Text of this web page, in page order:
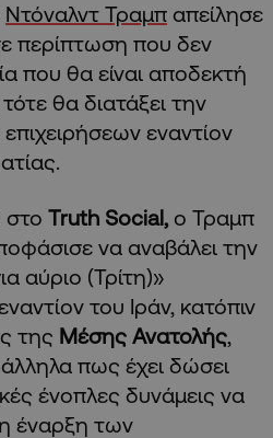
Ντόναλντ Τραμπ απείλησε
περίπτωση που δεν
που θα είναι αποδεκτή
θα διατάξει την
εναντίον
Truth Social, ο Τραμπ
να αναβάλει την
αύριο (Τρίτη)»
του Ιράν, κατόπιν
της Μέσης Ανατολής,
πως έχει δώσει
ένοπλες δυνάμεις να
έναρξη των